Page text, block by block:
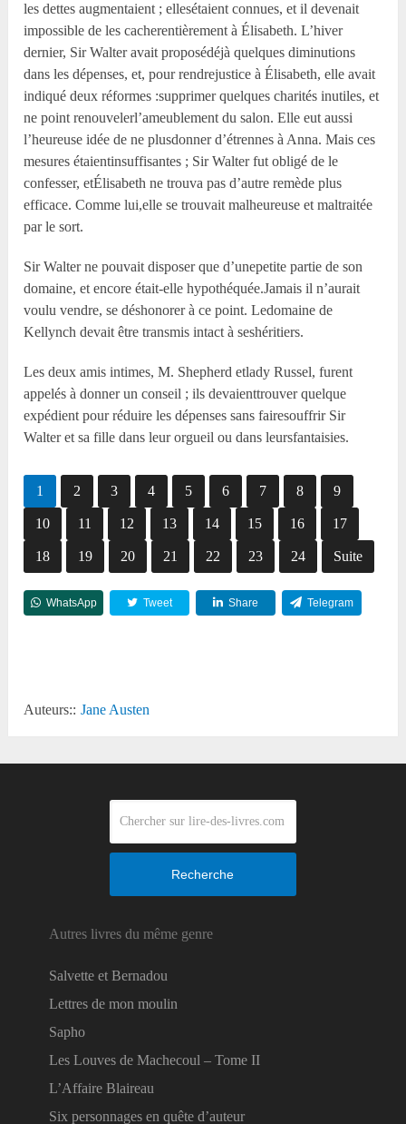
les dettes augmentaient ; ellesétaient connues, et il devenait
impossible de les cacherentièrement à Élisabeth. L’hiver
dernier, Sir Walter avait proposédéjà quelques diminutions
dans les dépenses, et, pour rendrejustice à Élisabeth, elle avait
indiqué deux réformes :supprimer quelques charités inutiles, et
ne point renouvelerl’ameublement du salon. Elle eut aussi
l’heureuse idée de ne plusdonner d’étrennes à Anna. Mais ces
mesures étaientinsuffisantes ; Sir Walter fut obligé de le
confesser, etÉlisabeth ne trouva pas d’autre remède plus
efficace. Comme lui,elle se trouvait malheureuse et maltraitée
par le sort.
Sir Walter ne pouvait disposer que d’unepetite partie de son
domaine, et encore était-elle hypothéquée.Jamais il n’aurait
voulu vendre, se déshonorer à ce point. Ledomaine de
Kellynch devait être transmis intact à seshéritiers.
Les deux amis intimes, M. Shepherd etlady Russel, furent
appelés à donner un conseil ; ils devaienttrouver quelque
expédient pour réduire les dépenses sans fairesouffrir Sir
Walter et sa fille dans leur orgueil ou dans leursfantaisies.
1 2 3 4 5 6 7 8 9
10 11 12 13 14 15 16 17
18 19 20 21 22 23 24 Suite
WhatsApp Tweet Share Telegram
Auteurs:: Jane Austen
Recherche
Autres livres du même genre
Salvette et Bernadou
Lettres de mon moulin
Sapho
Les Louves de Machecoul – Tome II
L’Affaire Blaireau
Six personnages en quête d’auteur